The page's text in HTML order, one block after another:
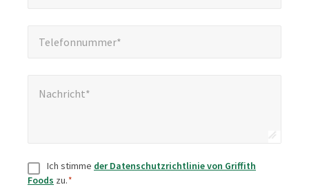
Telefonnummer*
Nachricht*
Zustimmung
Ich stimme der Datenschutzrichtlinie von Griffith
Foods zu.*